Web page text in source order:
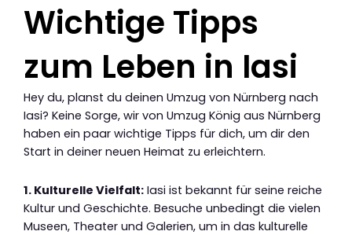
Wichtige Tipps
zum Leben in Iasi
Hey du, planst du deinen Umzug von Nürnberg nach
Iasi? Keine Sorge, wir von Umzug König aus Nürnberg
haben ein paar wichtige Tipps für dich, um dir den
Start in deiner neuen Heimat zu erleichtern.
1. Kulturelle Vielfalt: Iasi ist bekannt für seine reiche
Kultur und Geschichte. Besuche unbedingt die vielen
Museen, Theater und Galerien, um in das kulturelle